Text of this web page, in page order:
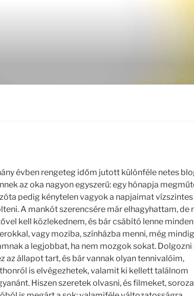
évben rengeteg időm jutott különféle netes
az oka nagyon egyszerű: egy hónapja
pedig kénytelen vagyok a napjaimat vízszintes
A mankót szerencsére már elhagyhattam, de
kell közlekednem, és bár csábító lenne
vagy moziba, színházba menni, még
a legjobbat, ha nem mozgok sokat. Dolgozni
az állapot tart, és bár vannak olyan tennivalóim,
is elvégezhetek, valamit ki kellett találnom
Hiszen szeretek olvasni, és filmeket,